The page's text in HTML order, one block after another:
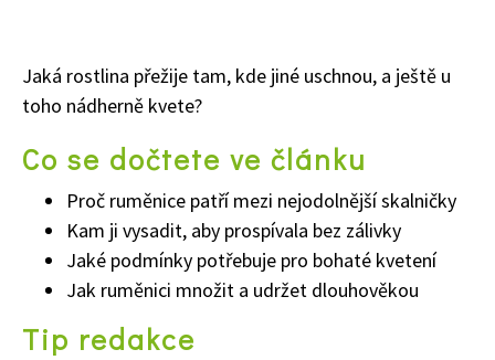
Jaká rostlina přežije tam, kde jiné uschnou, a ještě u
toho nádherně kvete?
Co se dočtete ve článku
Proč ruměnice patří mezi nejodolnější skalničky
Kam ji vysadit, aby prospívala bez zálivky
Jaké podmínky potřebuje pro bohaté kvetení
Jak ruměnici množit a udržet dlouhověkou
Tip redakce